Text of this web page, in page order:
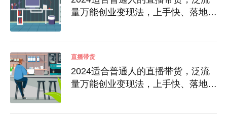
量万能创业变现法，上手快、落地
直播带货
2024适合普通人的直播带货，泛流
量万能创业变现法，上手快、落地